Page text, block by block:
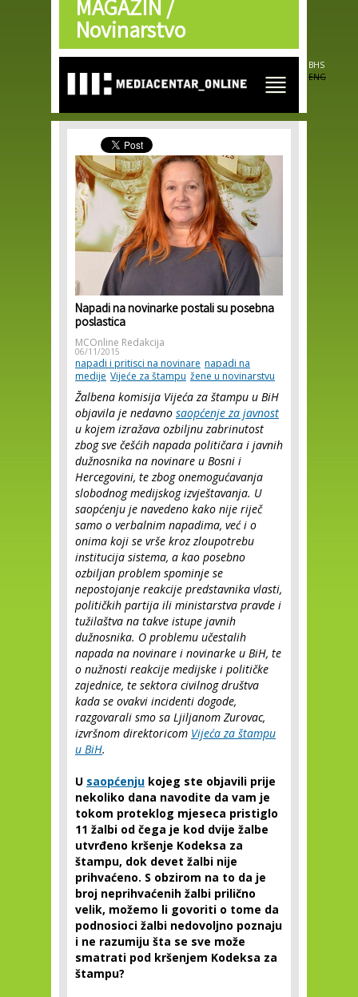
Skip to
main
content
MAGAZIN /
Novinarstvo
BHS
ENG
Napadi na novinarke postali su posebna
poslastica
MCOnline Redakcija
06/11/2015
napadi i pritisci na novinare napadi na
medije Vijeće za štampu žene u novinarstvu
Žalbena komisija Vijeća za štampu u BiH
objavila je nedavno saopćenje za javnost
u kojem izražava ozbiljnu zabrinutost
zbog sve češćih napada političara i javnih
dužnosnika na novinare u Bosni i
Hercegovini, te zbog onemogućavanja
slobodnog medijskog izvještavanja. U
saopćenju je navedeno kako nije riječ
samo o verbalnim napadima, već i o
onima koji se vrše kroz zloupotrebu
institucija sistema, a kao posebno
ozbiljan problem spominje se
nepostojanje reakcije predstavnika vlasti,
političkih partija ili ministarstva pravde i
tužilaštva na takve istupe javnih
dužnosnika. O problemu učestalih
napada na novinare i novinarke u BiH, te
o nužnosti reakcije medijske i političke
zajednice, te sektora civilnog društva
kada se ovakvi incidenti dogode,
razgovarali smo sa Ljiljanom Zurovac,
izvršnom direktoricom Vijeća za štampu
u BiH.
U saopćenju kojeg ste objavili prije
nekoliko dana navodite da vam je
tokom proteklog mjeseca pristiglo
11 žalbi od čega je kod dvije žalbe
utvrđeno kršenje Kodeksa za
štampu, dok devet žalbi nije
prihvaćeno. S obzirom na to da je
broj neprihvaćenih žalbi prilično
velik, možemo li govoriti o tome da
podnosioci žalbi nedovoljno poznaju
i ne razumiju šta se sve može
smatrati pod kršenjem Kodeksa za
štampu?